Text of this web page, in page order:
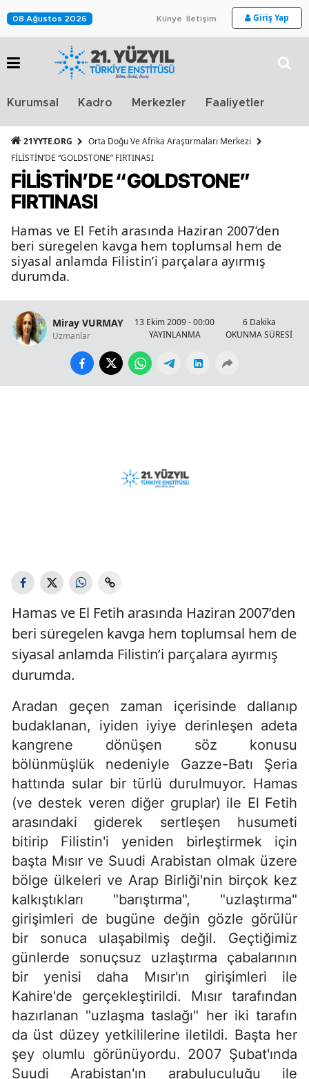
08 Ağustos 2026 Künye İletişim Giriş Yap
Kurumsal Kadro Merkezler Faaliyetler
21YYTE.ORG
Orta Doğu Ve Afrika Araştırmaları Merkezi
FİLİSTİN’DE “GOLDSTONE” FIRTINASI
FİLİSTİN’DE “GOLDSTONE”
FIRTINASI
Hamas ve El Fetih arasında Haziran 2007’den
beri süregelen kavga hem toplumsal hem de
siyasal anlamda Filistin’i parçalara ayırmış
durumda.
Miray VURMAY
Uzmanlar
13 Ekim 2009 - 00:00
YAYINLANMA
6 Dakika
OKUNMA SÜRESİ
Hamas ve El Fetih arasında Haziran 2007’den
beri süregelen kavga hem toplumsal hem de
siyasal anlamda Filistin’i parçalara ayırmış
durumda.
Aradan geçen zaman içerisinde dallanıp
budaklanan, iyiden iyiye derinleşen adeta
kangrene dönüşen söz konusu
bölünmüşlük nedeniyle Gazze-Batı Şeria
hattında sular bir türlü durulmuyor. Hamas
(ve destek veren diğer gruplar) ile El Fetih
arasındaki giderek sertleşen husumeti
bitirip Filistin'i yeniden birleştirmek için
başta Mısır ve Suudi Arabistan olmak üzere
bölge ülkeleri ve Arap Birliği'nin birçok kez
kalkıştıkları "barıştırma", "uzlaştırma"
girişimleri de bugüne değin gözle görülür
bir sonuca ulaşabilmiş değil. Geçtiğimiz
günlerde sonuçsuz uzlaştırma çabalarının
bir yenisi daha Mısır'ın girişimleri ile
Kahire'de gerçekleştirildi. Mısır tarafından
hazırlanan "uzlaşma taslağı" her iki tarafın
da üst düzey yetkililerine iletildi. Başta her
şey olumlu görünüyordu. 2007 Şubat'ında
Suudi Arabistan'ın arabuluculuğu ile